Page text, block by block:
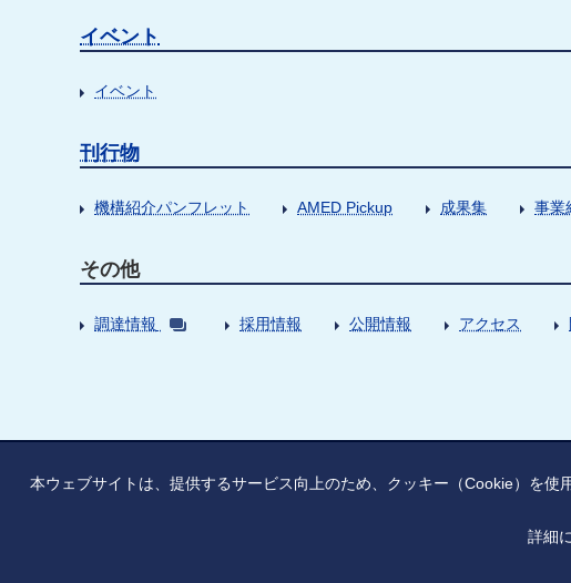
イベント
イベント
刊行物
機構紹介パンフレット AMED Pickup 成果集 事業
その他
調達情報 採用情報 公開情報 アクセス
法
ソー
本ウェブサイトは、提供するサービス向上のため、クッキー（Cookie）を
詳細